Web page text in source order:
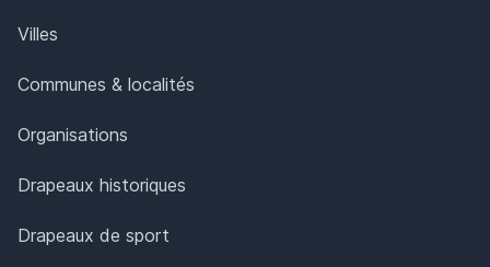
Villes
Communes & localités
Organisations
Drapeaux historiques
Drapeaux de sport